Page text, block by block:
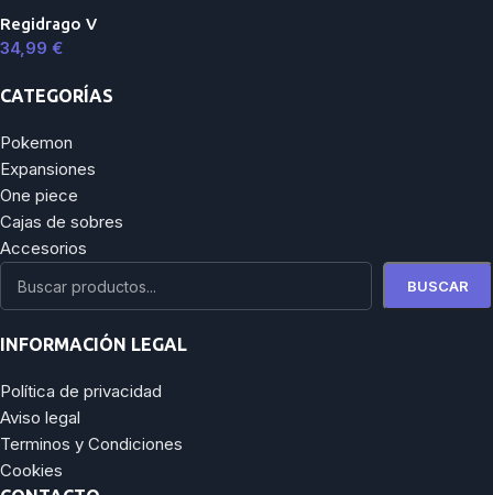
Regidrago V
34,99 €
CATEGORÍAS
Pokemon
Expansiones
One piece
Cajas de sobres
Accesorios
BUSCAR
INFORMACIÓN LEGAL
Política de privacidad
Aviso legal
Terminos y Condiciones
Cookies